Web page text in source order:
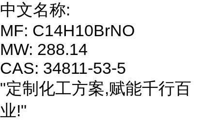
中文名称:
MF: C14H10BrNO
MW: 288.14
CAS: 34811-53-5
"定制化工方案,赋能千行百
业!"